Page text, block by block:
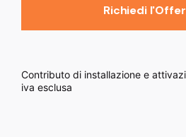
Richiedi
Contributo di installazione e
iva esclusa